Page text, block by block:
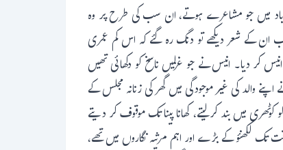
میں جو مشاعرے ہوتے، ان سب کی طرح پر وہ
ان کے شعر دیکھے تو دنگ رہ گئے کہ اس کم عمری
کر دیا۔ انیس نے جو غزلیں ناسخ کو دکھائی تھیں
والد کی غیر موجودگی میں گھر کی زنانہ مجلس کے
میں بند کر لیتے، کھانا پینا تک موقوف کر دیتے
تک لکھنؤ کے بڑے اور اہم مرثیہ نگاروں میں تھے،